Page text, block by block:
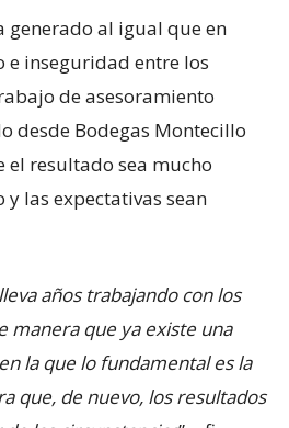
generado al igual que en
e inseguridad entre los
de asesoramiento
desde Bodegas Montecillo
el resultado sea mucho
las expectativas sean
años trabajando con los
manera que ya existe una
la que lo fundamental es la
que, de nuevo, los resultados